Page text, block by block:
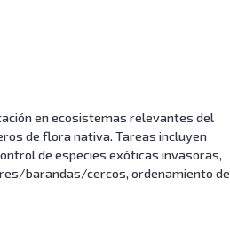
en ecosistemas relevantes del
de flora nativa. Tareas incluyen
de especies exóticas invasoras,
barandas/cercos, ordenamiento de